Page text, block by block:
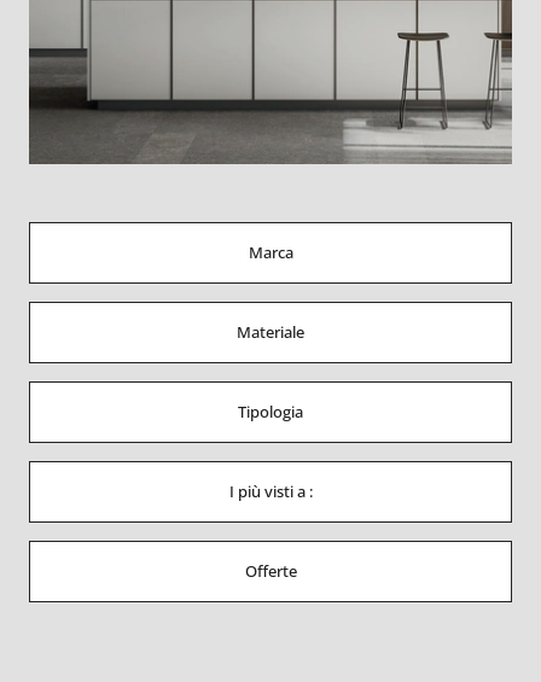
Marca
Materiale
Tipologia
I più visti a :
Offerte